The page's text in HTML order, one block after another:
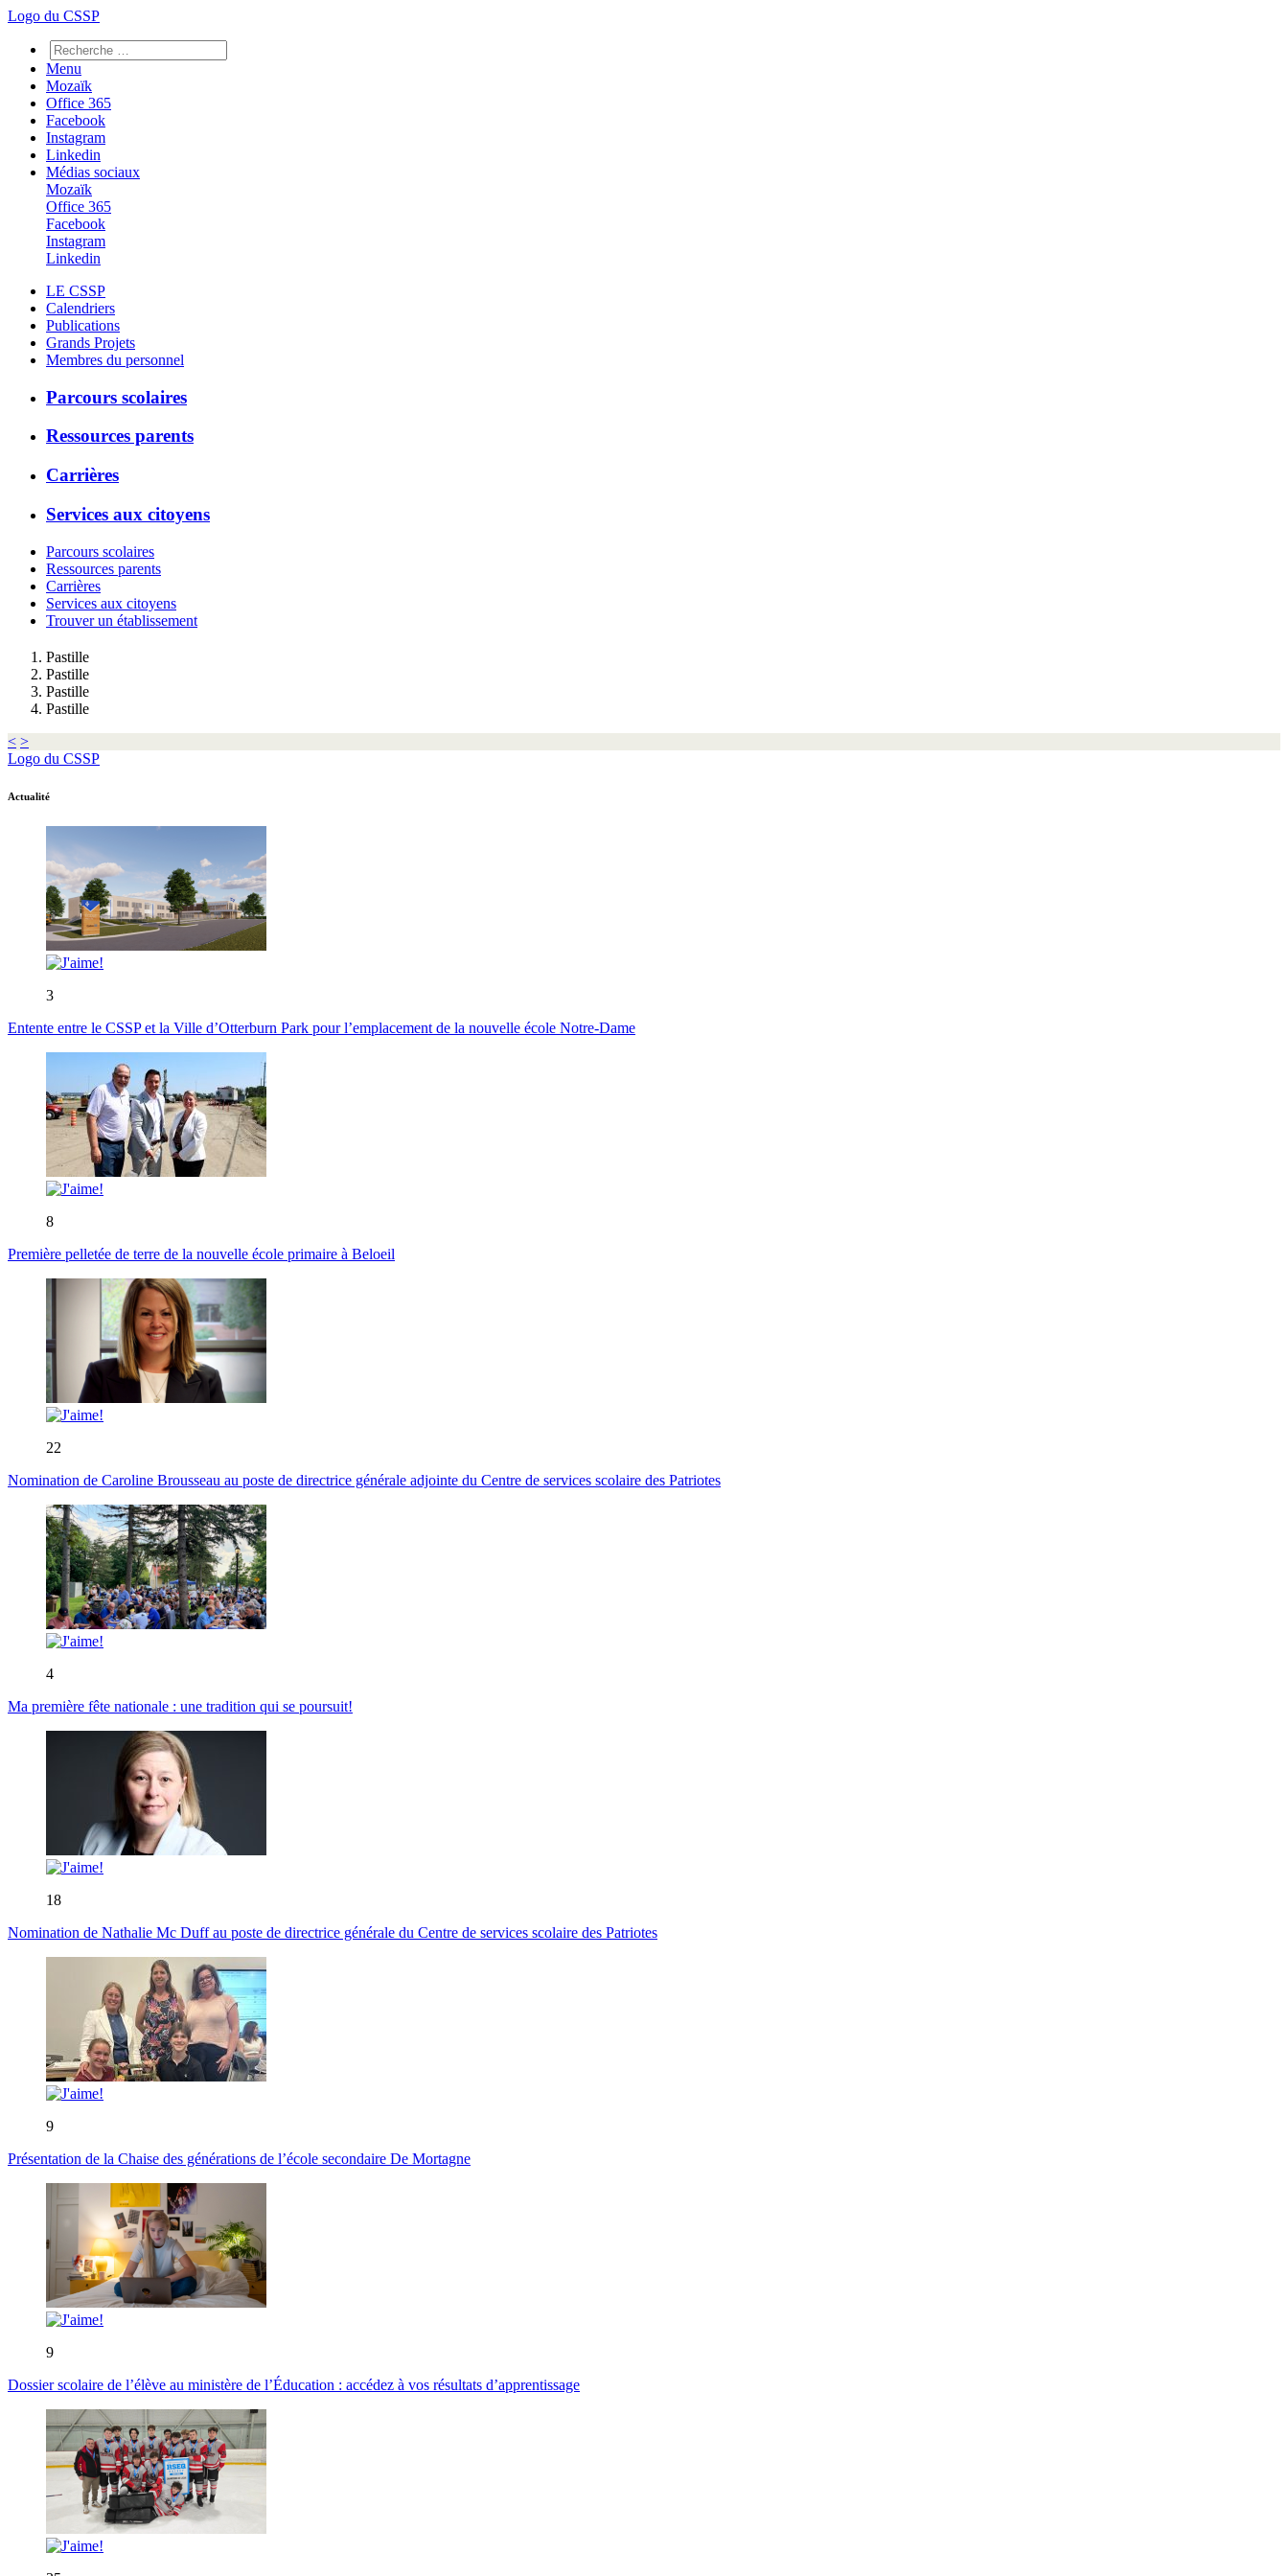
Logo du CSSP
Menu
Mozaïk
Office 365
Facebook
Instagram
Linkedin
Médias sociaux
Mozaïk
Office 365
Facebook
Instagram
Linkedin
LE CSSP
Calendriers
Publications
Grands Projets
Membres du personnel
Parcours scolaires
Ressources parents
Carrières
Services aux citoyens
Parcours scolaires
Ressources parents
Carrières
Services aux citoyens
Trouver un établissement
Pastille
Pastille
Pastille
Pastille
< >
Logo du CSSP
Actualité
3
Entente entre le CSSP et la Ville d’Otterburn Park pour l’emplacement de la nouvelle école Notre-Dame
8
Première pelletée de terre de la nouvelle école primaire à Beloeil
22
Nomination de Caroline Brousseau au poste de directrice générale adjointe du Centre de services scolaire des Patriotes
4
Ma première fête nationale : une tradition qui se poursuit!
18
Nomination de Nathalie Mc Duff au poste de directrice générale du Centre de services scolaire des Patriotes
9
Présentation de la Chaise des générations de l’école secondaire De Mortagne
9
Dossier scolaire de l’élève au ministère de l’Éducation : accédez à vos résultats d’apprentissage